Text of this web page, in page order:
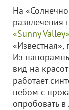
На
развлечения
«Sunny Valley»
«Известная»,
Из
вид на
работает
небом с
опробовать